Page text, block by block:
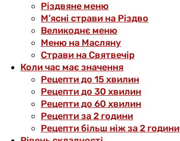
Різдвяне меню
М’ясні страви на Різдво
Великоднє меню
Меню на Масляну
Страви на Святвечір
Коли час має значення
Рецепти до 15 хвилин
Рецепти до 30 хвилин
Рецепти до 60 хвилин
Рецепти за 2 години
Рецепти більш ніж за 2 години